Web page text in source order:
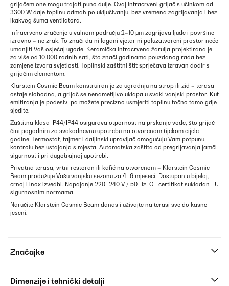
grijačem one mogu trajati puno dulje. Ovaj infracrveni grijač s učinkom od
3300 W daje toplinu odmah po uključivanju, bez vremena zagrijavanja i bez
ikakvog šuma ventilatora.
Infracrveno zračenje u valnom području 2–10 μm zagrijava ljude i površine
izravno – ne zrak. To znači da ni lagani vjetar ni poluzatvoreni prostor neće
umanjiti Vaš osjećaj ugode. Keramička infracrvena žarulja projektirana je
za više od 10.000 radnih sati, što znači godinama pouzdanog rada bez
zamjene izvora svjetlosti. Toplinski zaštitni štit sprječava izravan dodir s
grijačim elementom.
Klarstein Cosmic Beam konstruiran je za ugradnju na strop ili zid – terasa
ostaje slobodna, a grijač se nenametljivo uklapa u svaki vanjski prostor. Kut
emitiranja je podesiv, pa možete precizno usmjeriti toplinu točno tamo gdje
sjedite.
Zaštitna klasa IP44/IP44 osigurava otpornost na prskanje vode, što grijač
čini pogodnim za svakodnevnu upotrebu na otvorenom tijekom cijele
godine. Termostat, tajmer i daljinski upravljač omogućuju Vam potpunu
kontrolu bez ustajanja s mjesta. Automatska zaštita od pregrijavanja jamči
sigurnost i pri dugotrajnoj upotrebi.
Privatna terasa, vrtni restoran ili kafić na otvorenom – Klarstein Cosmic
Beam produžuje Vašu vanjsku sezonu za 4–6 mjeseci. Dostupan u bijeloj,
crnoj i inox izvedbi. Napajanje 220–240 V / 50 Hz, CE certifikat sukladan EU
sigurnosnim normama.
Naručite Klarstein Cosmic Beam danas i uživajte na terasi sve do kasne
jeseni.
Značajke
Dimenzije i tehnički detalji